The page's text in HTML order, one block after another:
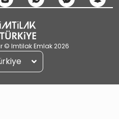
© Imtilak Emlak 2026